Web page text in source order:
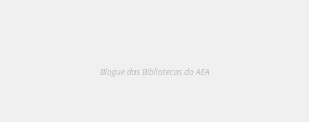
Blogue das Bibliotecas do AEA